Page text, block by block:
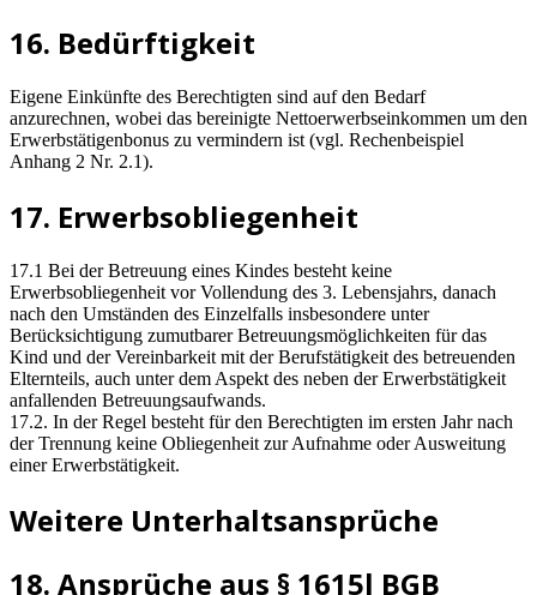
16. Bedürftigkeit
Eigene Einkünfte des Berechtigten sind auf den Bedarf
anzurechnen, wobei das bereinigte Nettoerwerbseinkommen um den
Erwerbstätigenbonus zu vermindern ist (vgl. Rechenbeispiel
Anhang 2 Nr. 2.1).
17. Erwerbsobliegenheit
17.1 Bei der Betreuung eines Kindes besteht keine
Erwerbsobliegenheit vor Vollendung des 3. Lebensjahrs, danach
nach den Umständen des Einzelfalls insbesondere unter
Berücksichtigung zumutbarer Betreuungsmöglichkeiten für das
Kind und der Vereinbarkeit mit der Berufstätigkeit des betreuenden
Elternteils, auch unter dem Aspekt des neben der Erwerbstätigkeit
anfallenden Betreuungsaufwands.
17.2. In der Regel besteht für den Berechtigten im ersten Jahr nach
der Trennung keine Obliegenheit zur Aufnahme oder Ausweitung
einer Erwerbstätigkeit.
Weitere Unterhaltsansprüche
18. Ansprüche aus § 1615l BGB